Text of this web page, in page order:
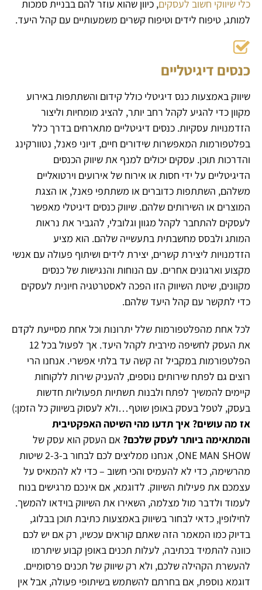
כלי שיווקי חשוב לעסקים, כיוון שהוא עוזר להם בבניית סמכות
למותג, טיפוח לידים וטיפוח קשרים משמעותיים עם קהל היעד.
כנסים דיגיטליים
שיווק באמצעות כנס דיגיטלי כולל קידום והשתתפות באירוע
מקוון כדי להגיע לקהל רחב יותר, להציג מומחיות וליצור
הזדמנויות עסקיות. כנסים דיגיטליים מתארחים בדרך כלל
בפלטפורמות המאפשרות שידורים חיים, דיוני פאנל, נטוורקינג
והדרכות תוכן. עסקים יכולים למנף את שיווק הכנסים
הדיגיטליים על ידי חסות או אירוח של אירועים וירטואליים
משלהם, השתתפות כדוברים או משתתפי פאנל, או הצגת
המוצרים או השירותים שלהם. שיווק כנסים דיגיטלי מאפשר
לעסקים להתחבר לקהל מגוון וגלובלי, להגביר את נראות
המותג ולבסס מחשבתית בתעשייה שלהם. הוא מציע
הזדמנויות ליצירת קשרים, יצירת לידים ושיתוף פעולה עם אנשי
מקצוע וארגונים אחרים. עם הנוחות והנגישות של כנסים
מקוונים, שיטת השיווק הזו הפכה לאסטרטגיה חיונית לעסקים
כדי לתקשר עם קהל היעד שלהם.
לכל אחת מהפלטפורמות שלל יתרונות וכל אחת מסייעת לקדם
את העסק לחשיפה מירבית לקהל היעד. אך לפעול בכל 12
הפלטפורמות במקביל זה קשה עד בלתי אפשרי. אנחנו הרי
רוצים גם לפתח שירותים נוספים, להעניק שירות ללקוחות
קיימים להמשיך לפתח ולבנות תשתיות תפעוליות חדשות
בעסק, לטפל בעסק באופן שוטף…ולא לעסוק בשיווק כל הזמן:)
אז מה עושים? איך תדעו מהי השיטה האפקטיבית
והמתאימה ביותר לעסק שלכם? אם העסק הוא עסק של
ONE MAN SHOW, אנחנו ממליצים לכם לבחור ב-2-3 שיטות
מהרשימה, כדי לא להעמיס והכי חשוב – כדי לא להמאיס על
עצמכם את פעילות השיווק. לדוגמא, אם אינכם מרגישים בנוח
לעמוד ולדבר מול מצלמה, השאירו את השיווק בוידאו להמשך.
לחילופין, כדאי לבחור בשיווק באמצעות כתיבת תוכן בבלוג,
בדיוק כמו המאמר הזה שאתם קוראים עכשיו, רק אם יש לכם
כוונה להתמיד בכתיבה, לעלות תכנים באופן קבוע שיתרמו
להעשרת הקהילה שלכם, ולא רק שיווק של תכנים פרסומיים.
דוגמא נוספת, אם בחרתם להשתמש בשיתופי פעולה, אבל אין